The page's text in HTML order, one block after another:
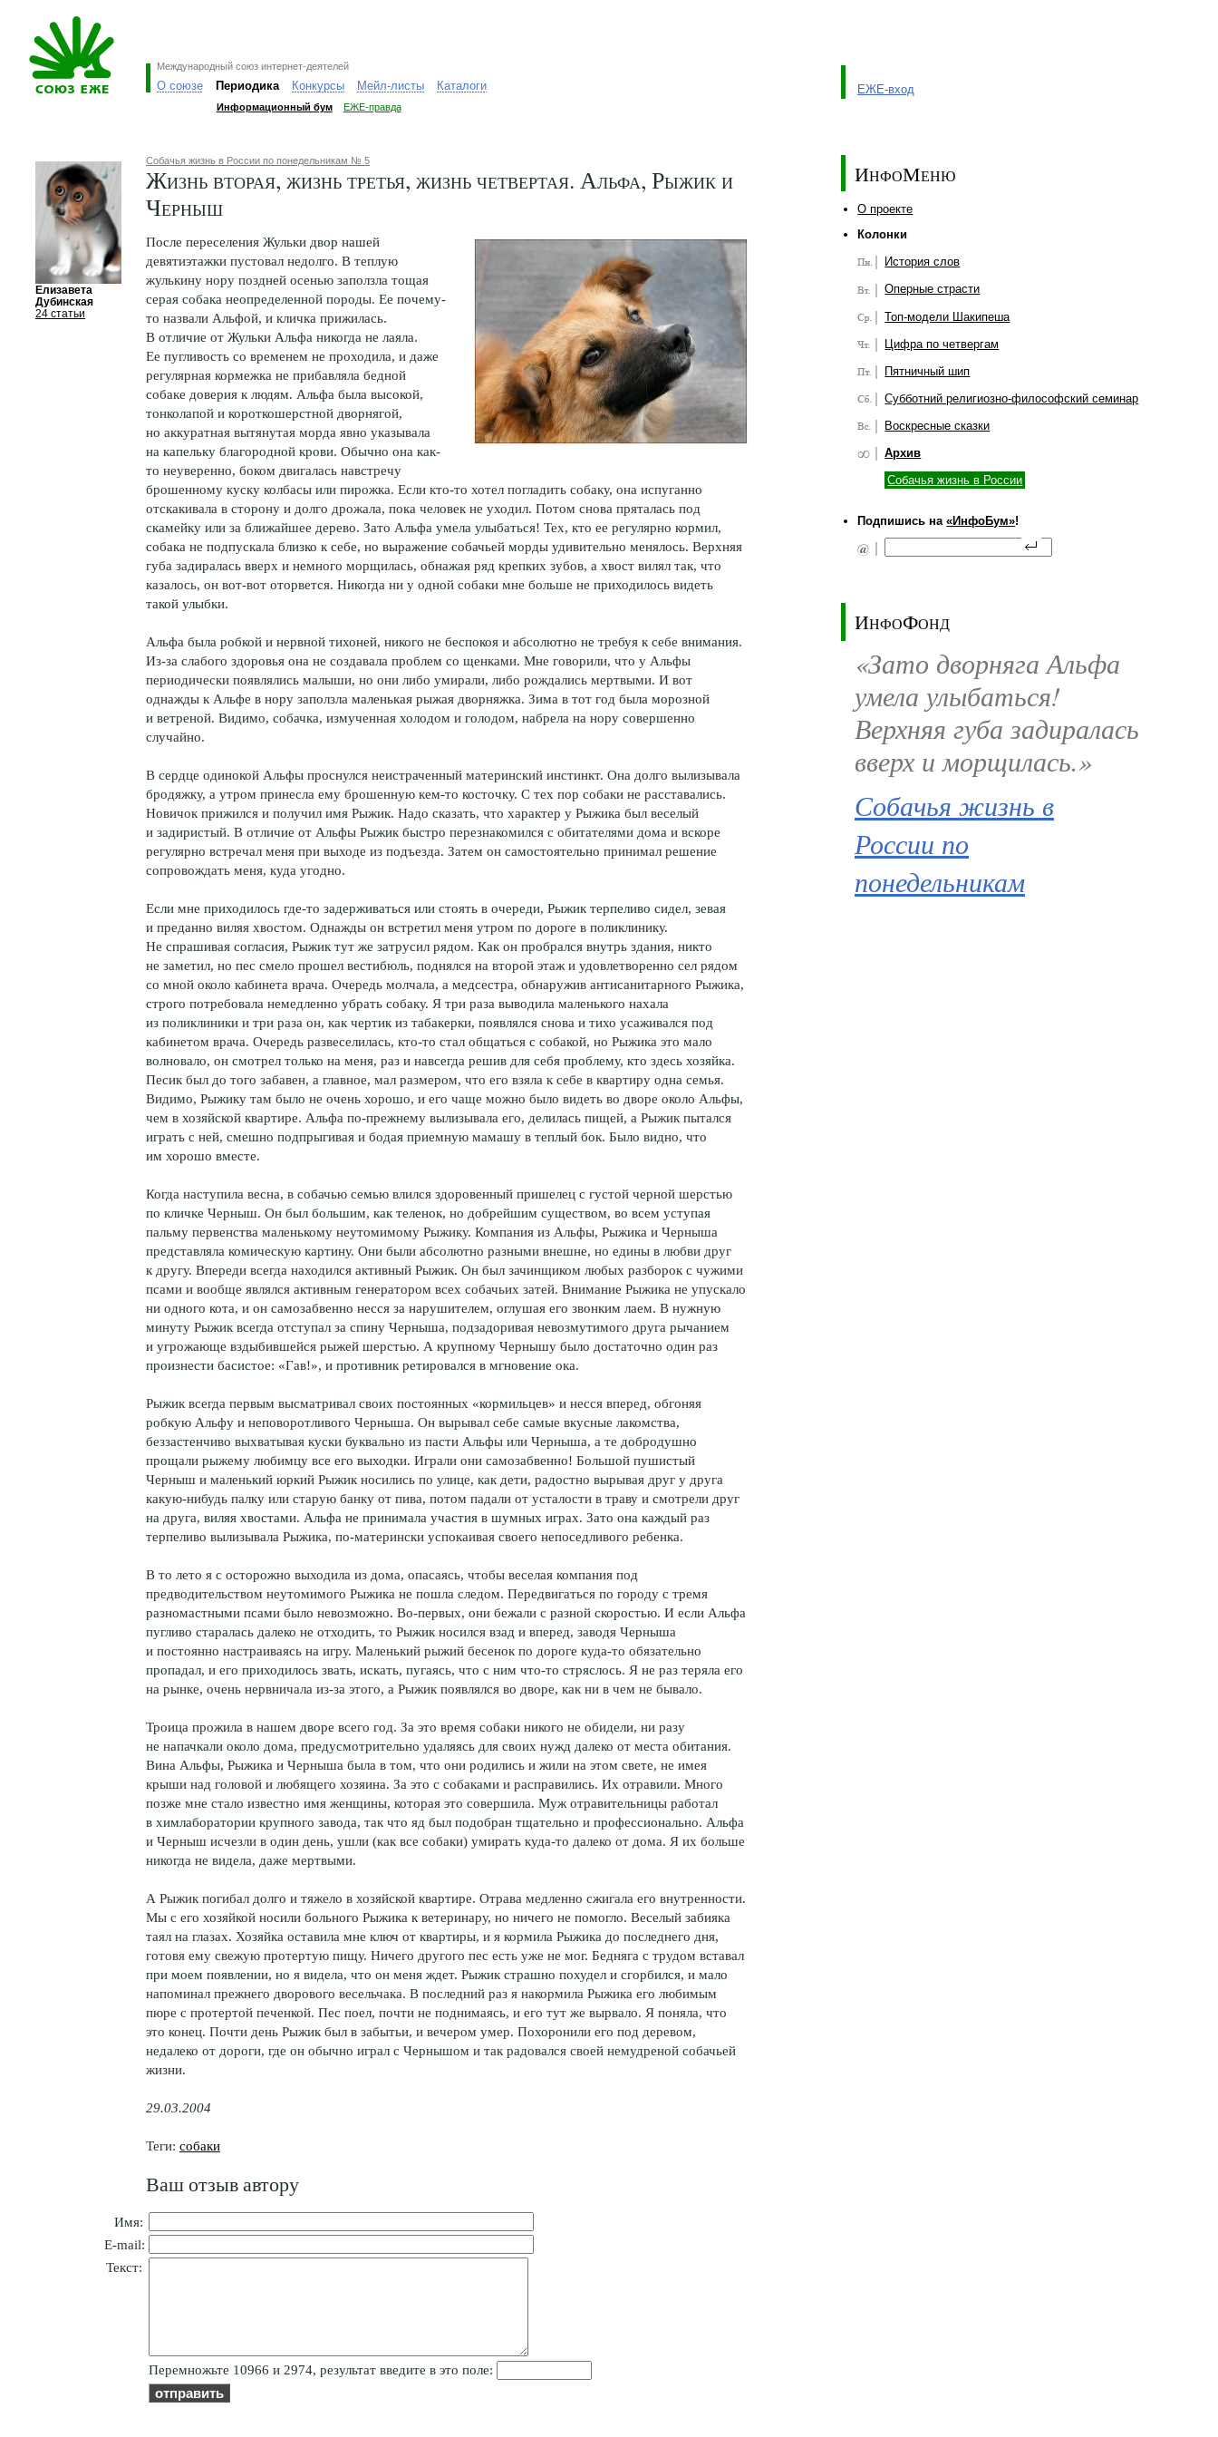
Международный союз интернет-деятелей
О союзе Периодика Конкурсы Мейл-листы Каталоги
Информационный бум ЕЖЕ-правда
ЕЖЕ-вход
Елизавета
Дубинская
24 статьи
Собачья жизнь в России по понедельникам № 5
Жизнь вторая, жизнь третья, жизнь четвертая. Альфа, Рыжик и
Черныш
После переселения Жульки двор нашей
девятиэтажки пустовал недолго. В теплую
жулькину нору поздней осенью заползла тощая
серая собака неопределенной породы. Ее почему-
то назвали Альфой, и кличка прижилась.
В отличие от Жульки Альфа никогда не лаяла.
Ее пугливость со временем не проходила, и даже
регулярная кормежка не прибавляла бедной
собаке доверия к людям. Альфа была высокой,
тонколапой и короткошерстной дворнягой,
но аккуратная вытянутая морда явно указывала
на капельку благородной крови. Обычно она как-
то неуверенно, боком двигалась навстречу
брошенному куску колбасы или пирожка. Если кто-то хотел погладить собаку, она испуганно
отскакивала в сторону и долго дрожала, пока человек не уходил. Потом снова пряталась под
скамейку или за ближайшее дерево. Зато Альфа умела улыбаться! Тех, кто ее регулярно кормил,
собака не подпускала близко к себе, но выражение собачьей морды удивительно менялось. Верхняя
губа задиралась вверх и немного морщилась, обнажая ряд крепких зубов, а хвост вилял так, что
казалось, он вот-вот оторвется. Никогда ни у одной собаки мне больше не приходилось видеть
такой улыбки.
Альфа была робкой и нервной тихоней, никого не беспокоя и абсолютно не требуя к себе внимания.
Из-за слабого здоровья она не создавала проблем со щенками. Мне говорили, что у Альфы
периодически появлялись малыши, но они либо умирали, либо рождались мертвыми. И вот
однажды к Альфе в нору заползла маленькая рыжая дворняжка. Зима в тот год была морозной
и ветреной. Видимо, собачка, измученная холодом и голодом, набрела на нору совершенно
случайно.
В сердце одинокой Альфы проснулся неистраченный материнский инстинкт. Она долго вылизывала
бродяжку, а утром принесла ему брошенную кем-то косточку. С тех пор собаки не расставались.
Новичок прижился и получил имя Рыжик. Надо сказать, что характер у Рыжика был веселый
и задиристый. В отличие от Альфы Рыжик быстро перезнакомился с обитателями дома и вскоре
регулярно встречал меня при выходе из подъезда. Затем он самостоятельно принимал решение
сопровождать меня, куда угодно.
Если мне приходилось где-то задерживаться или стоять в очереди, Рыжик терпеливо сидел, зевая
и преданно виляя хвостом. Однажды он встретил меня утром по дороге в поликлинику.
Не спрашивая согласия, Рыжик тут же затрусил рядом. Как он пробрался внутрь здания, никто
не заметил, но пес смело прошел вестибюль, поднялся на второй этаж и удовлетворенно сел рядом
со мной около кабинета врача. Очередь молчала, а медсестра, обнаружив антисанитарного Рыжика,
строго потребовала немедленно убрать собаку. Я три раза выводила маленького нахала
из поликлиники и три раза он, как чертик из табакерки, появлялся снова и тихо усаживался под
кабинетом врача. Очередь развеселилась, кто-то стал общаться с собакой, но Рыжика это мало
волновало, он смотрел только на меня, раз и навсегда решив для себя проблему, кто здесь хозяйка.
Песик был до того забавен, а главное, мал размером, что его взяла к себе в квартиру одна семья.
Видимо, Рыжику там было не очень хорошо, и его чаще можно было видеть во дворе около Альфы,
чем в хозяйской квартире. Альфа по-прежнему вылизывала его, делилась пищей, а Рыжик пытался
играть с ней, смешно подпрыгивая и бодая приемную мамашу в теплый бок. Было видно, что
им хорошо вместе.
Когда наступила весна, в собачью семью влился здоровенный пришелец с густой черной шерстью
по кличке Черныш. Он был большим, как теленок, но добрейшим существом, во всем уступая
пальму первенства маленькому неутомимому Рыжику. Компания из Альфы, Рыжика и Черныша
представляла комическую картину. Они были абсолютно разными внешне, но едины в любви друг
к другу. Впереди всегда находился активный Рыжик. Он был зачинщиком любых разборок с чужими
псами и вообще являлся активным генератором всех собачьих затей. Внимание Рыжика не упускало
ни одного кота, и он самозабвенно несся за нарушителем, оглушая его звонким лаем. В нужную
минуту Рыжик всегда отступал за спину Черныша, подзадоривая невозмутимого друга рычанием
и угрожающе вздыбившейся рыжей шерстью. А крупному Чернышу было достаточно один раз
произнести басистое: «Гав!», и противник ретировался в мгновение ока.
Рыжик всегда первым высматривал своих постоянных «кормильцев» и несся вперед, обгоняя
робкую Альфу и неповоротливого Черныша. Он вырывал себе самые вкусные лакомства,
беззастенчиво выхватывая куски буквально из пасти Альфы или Черныша, а те добродушно
прощали рыжему любимцу все его выходки. Играли они самозабвенно! Большой пушистый
Черныш и маленький юркий Рыжик носились по улице, как дети, радостно вырывая друг у друга
какую-нибудь палку или старую банку от пива, потом падали от усталости в траву и смотрели друг
на друга, виляя хвостами. Альфа не принимала участия в шумных играх. Зато она каждый раз
терпеливо вылизывала Рыжика, по-матерински успокаивая своего непоседливого ребенка.
В то лето я с осторожно выходила из дома, опасаясь, чтобы веселая компания под
предводительством неутомимого Рыжика не пошла следом. Передвигаться по городу с тремя
разномастными псами было невозможно. Во-первых, они бежали с разной скоростью. И если Альфа
пугливо старалась далеко не отходить, то Рыжик носился взад и вперед, заводя Черныша
и постоянно настраиваясь на игру. Маленький рыжий бесенок по дороге куда-то обязательно
пропадал, и его приходилось звать, искать, пугаясь, что с ним что-то стряслось. Я не раз теряла его
на рынке, очень нервничала из-за этого, а Рыжик появлялся во дворе, как ни в чем не бывало.
Троица прожила в нашем дворе всего год. За это время собаки никого не обидели, ни разу
не напачкали около дома, предусмотрительно удаляясь для своих нужд далеко от места обитания.
Вина Альфы, Рыжика и Черныша была в том, что они родились и жили на этом свете, не имея
крыши над головой и любящего хозяина. За это с собаками и расправились. Их отравили. Много
позже мне стало известно имя женщины, которая это совершила. Муж отравительницы работал
в химлаборатории крупного завода, так что яд был подобран тщательно и профессионально. Альфа
и Черныш исчезли в один день, ушли (как все собаки) умирать куда-то далеко от дома. Я их больше
никогда не видела, даже мертвыми.
А Рыжик погибал долго и тяжело в хозяйской квартире. Отрава медленно сжигала его внутренности.
Мы с его хозяйкой носили больного Рыжика к ветеринару, но ничего не помогло. Веселый забияка
таял на глазах. Хозяйка оставила мне ключ от квартиры, и я кормила Рыжика до последнего дня,
готовя ему свежую протертую пищу. Ничего другого пес есть уже не мог. Бедняга с трудом вставал
при моем появлении, но я видела, что он меня ждет. Рыжик страшно похудел и сгорбился, и мало
напоминал прежнего дворового весельчака. В последний раз я накормила Рыжика его любимым
пюре с протертой печенкой. Пес поел, почти не поднимаясь, и его тут же вырвало. Я поняла, что
это конец. Почти день Рыжик был в забытьи, и вечером умер. Похоронили его под деревом,
недалеко от дороги, где он обычно играл с Чернышом и так радовался своей немудреной собачьей
жизни.
29.03.2004
Теги: собаки
Ваш отзыв автору
Имя:
E-mail:
Текст:
Пepeмнoжьтe 10966 и 2974, результат введите в это поле:
ИнфоМеню
О проекте
Колонки
История слов
Оперные страсти
Топ-модели Шакипеша
Цифра по четвергам
Пятничный шип
Субботний религиозно-философский семинар
Воскресные сказки
Архив
Собачья жизнь в России
Подпишись на«ИнфоБум»!
ИнфоФонд
«Зато дворняга Альфа
умела улыбаться!
Верхняя губа задиралась
вверх и морщилась.»
Собачья жизнь в
России по
понедельникам